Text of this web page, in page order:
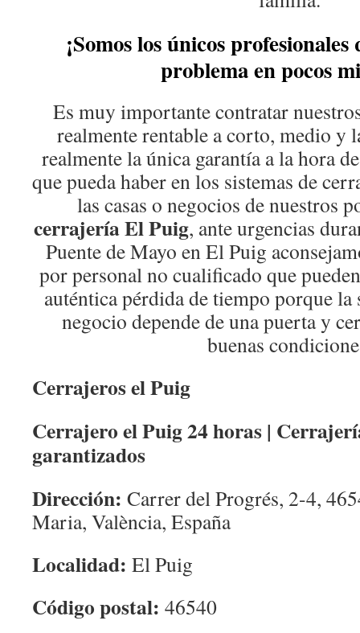
¡Somos los únicos
problema en pocos
Es muy importante contratar
realmente rentable a corto, medio y
realmente la única garantía a la hora
que pueda haber en los sistemas de
las casas o negocios de nuestros
cerrajería El Puig, ante urgencias
Puente de Mayo en El Puig
por personal no cualificado que
auténtica pérdida de tiempo porque
negocio depende de una puerta y
buenas
Cerrajeros el Puig
Cerrajero el Puig 24 horas |
garantizados
Dirección: Carrer del Progrés, 2-4,
Maria, València, España
Localidad: El Puig
Código postal: 46540